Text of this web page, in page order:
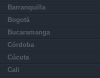
Barranquilla
Bogotá
Bucaramanga
Córdoba
Cúcuta
Cali